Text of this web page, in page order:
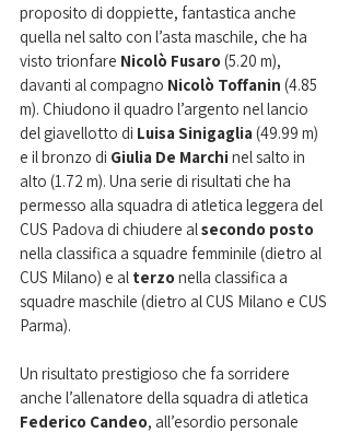
proposito di doppiette, fantastica anche
quella nel salto con l’asta maschile, che ha
visto trionfare Nicolò Fusaro (5.20 m),
davanti al compagno Nicolò Toffanin (4.85
m). Chiudono il quadro l’argento nel lancio
del giavellotto di Luisa Sinigaglia (49.99 m)
e il bronzo di Giulia De Marchi nel salto in
alto (1.72 m). Una serie di risultati che ha
permesso alla squadra di atletica leggera del
CUS Padova di chiudere al secondo posto
nella classifica a squadre femminile (dietro al
CUS Milano) e al terzo nella classifica a
squadre maschile (dietro al CUS Milano e CUS
Parma).
Un risultato prestigioso che fa sorridere
anche l’allenatore della squadra di atletica
Federico Candeo, all’esordio personale